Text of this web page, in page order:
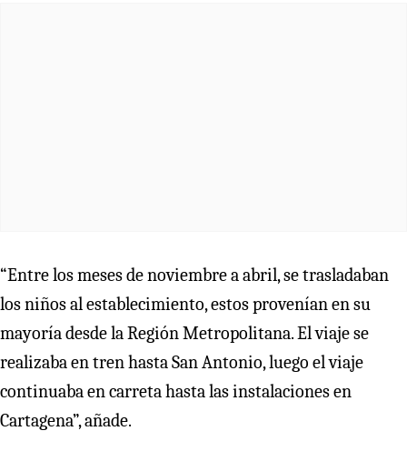
“Entre los meses de noviembre a abril, se trasladaban
los niños al establecimiento, estos provenían en su
mayoría desde la Región Metropolitana. El viaje se
realizaba en tren hasta San Antonio, luego el viaje
continuaba en carreta hasta las instalaciones en
Cartagena”, añade.